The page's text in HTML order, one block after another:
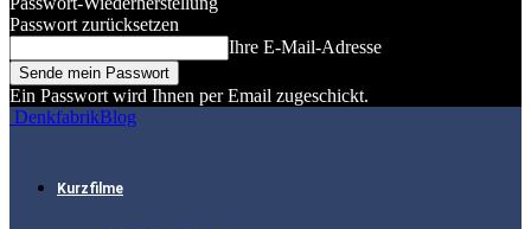
Passwort zurücksetzen
Ihre E-Mail-Adresse
Ein Passwort wird Ihnen per Email zugeschickt.
DenkfabrikBlog
Kurzfilme